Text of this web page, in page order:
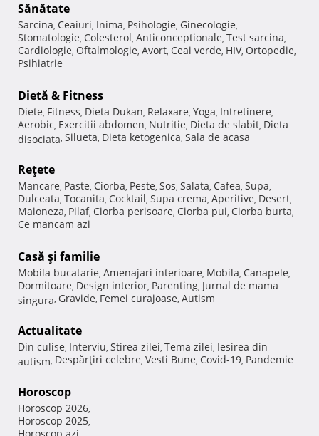
Sănătate
Sarcina, Ceaiuri, Inima, Psihologie, Ginecologie,
Stomatologie, Colesterol, Anticonceptionale, Test sarcina,
Cardiologie, Oftalmologie, Avort, Ceai verde, HIV, Ortopedie,
Psihiatrie
Dietă & Fitness
Diete, Fitness, Dieta Dukan, Relaxare, Yoga, Intretinere,
Aerobic, Exercitii abdomen, Nutritie, Dieta de slabit, Dieta
disociata, Silueta, Dieta ketogenica, Sala de acasa
Reţete
Mancare, Paste, Ciorba, Peste, Sos, Salata, Cafea, Supa,
Dulceata, Tocanita, Cocktail, Supa crema, Aperitive, Desert,
Maioneza, Pilaf, Ciorba perisoare, Ciorba pui, Ciorba burta,
Ce mancam azi
Casă şi familie
Mobila bucatarie, Amenajari interioare, Mobila, Canapele,
Dormitoare, Design interior, Parenting, Jurnal de mama
singura, Gravide, Femei curajoase, Autism
Actualitate
Din culise, Interviu, Stirea zilei, Tema zilei, Iesirea din
autism, Despărţiri celebre, Vesti Bune, Covid-19, Pandemie
Horoscop
Horoscop 2026,
Horoscop 2025,